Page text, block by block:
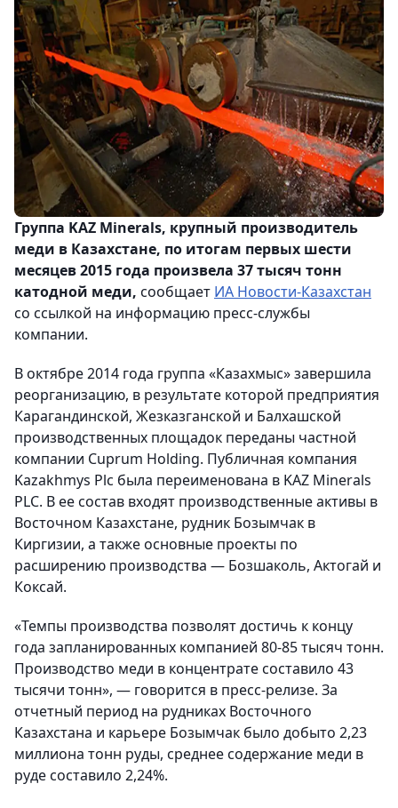
Группа KAZ Minerals, крупный производитель
меди в Казахстане, по итогам первых шести
месяцев 2015 года произвела 37 тысяч тонн
катодной меди, сообщает ИА Новости-Казахстан
со ссылкой на информацию пресс-службы
компании.
В октябре 2014 года группа «Казахмыс» завершила
реорганизацию, в результате которой предприятия
Карагандинской, Жезказганской и Балхашской
производственных площадок переданы частной
компании Cuprum Holding. Публичная компания
Kazakhmys Plc была переименована в KAZ Minerals
PLC. В ее состав входят производственные активы в
Восточном Казахстане, рудник Бозымчак в
Киргизии, а также основные проекты по
расширению производства — Бозшаколь, Актогай и
Коксай.
«Темпы производства позволят достичь к концу
года запланированных компанией 80-85 тысяч тонн.
Производство меди в концентрате составило 43
тысячи тонн», — говорится в пресс-релизе. За
отчетный период на рудниках Восточного
Казахстана и карьере Бозымчак было добыто 2,23
миллиона тонн руды, среднее содержание меди в
руде составило 2,24%.